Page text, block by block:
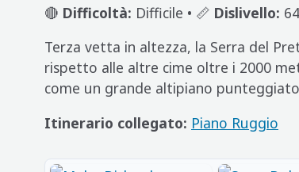
🔴 Difficoltà: Difficile • 📏 Dislivello:
Terza vetta in altezza, la Serra del
rispetto alle altre cime oltre i 2000
come un grande altipiano
Itinerario collegato: Piano Ruggio